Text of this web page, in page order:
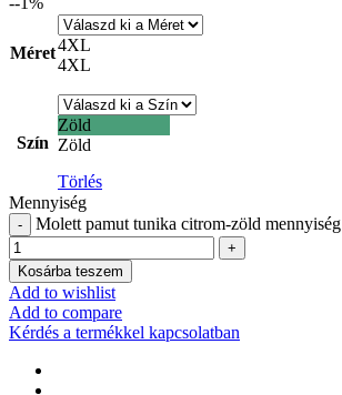
Méret4XL
4XL
Szín
Zöld
Zöld
Törlés
Mennyiség
Molett pamut tunika citrom-zöld mennyiség
Kosárba teszem
Add to wishlist
Add to compare
Kérdés a termékkel kapcsolatban